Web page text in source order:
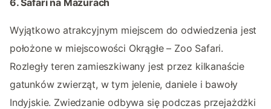
Wyjątkowo atrakcyjnym miejscem do odwiedzenia jest
położone w miejscowości Okrągłe – Zoo Safari.
Rozległy teren zamieszkiwany jest przez kilkanaście
gatunków zwierząt, w tym jelenie, daniele i bawoły
Indyjskie. Zwiedzanie odbywa się podczas przejażdżki